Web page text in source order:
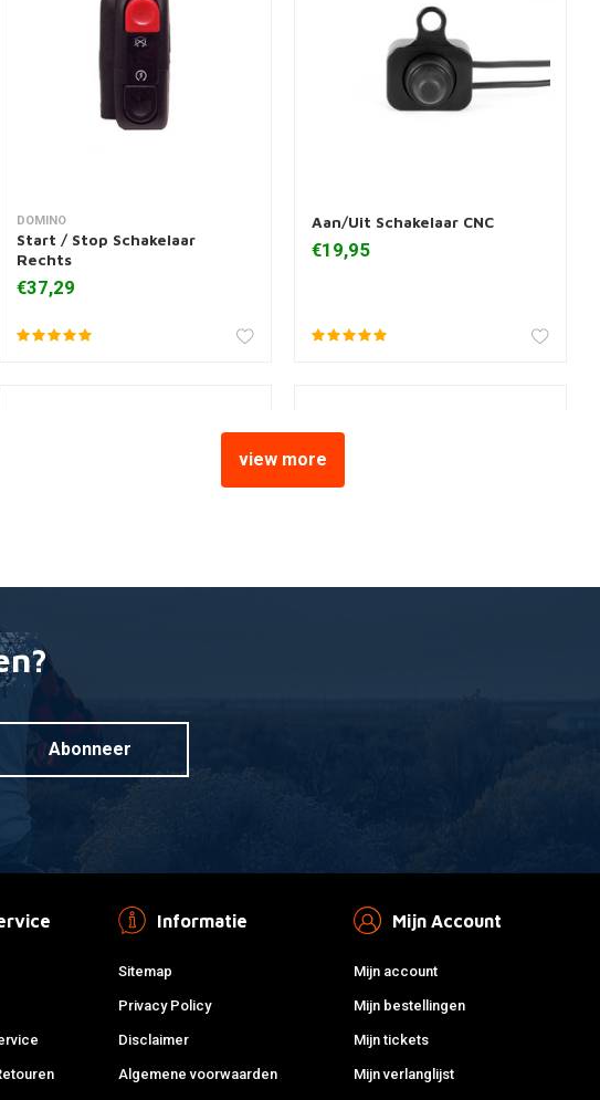
Toevoegen aan winkelwagen
DOMINO
Start / Stop Schakelaar
Rechts
€37,29
Meer informatie
Aan/Uit Schakelaar CNC
€19,95
Toevoegen aan winkelwagen
Licht Schakelaar
view more
Abonneer
Informatie
Sitemap
Privacy Policy
Disclaimer
Algemene voorwaarden
Mijn Account
Mijn account
Mijn bestellingen
Mijn tickets
Mijn verlanglijst